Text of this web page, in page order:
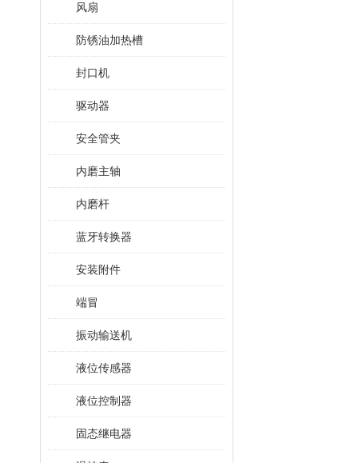
风扇
防锈油加热槽
封口机
驱动器
安全管夹
内磨主轴
内磨杆
蓝牙转换器
安装附件
端冒
振动输送机
液位传感器
液位控制器
固态继电器